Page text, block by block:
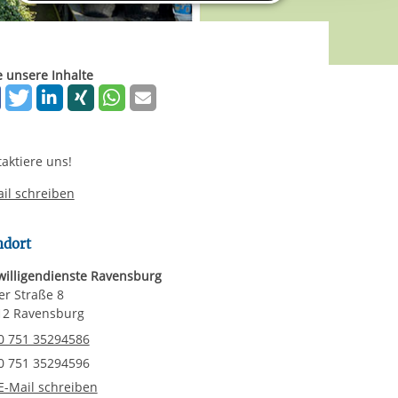
starten/stoppen
unsere Inhalte
uns!
schreiben
Ravensburg
Straße 8
Ravensburg
751 35294586
751 35294596
Mail an Freiwilligendienste Ravensburg
Mail schreiben